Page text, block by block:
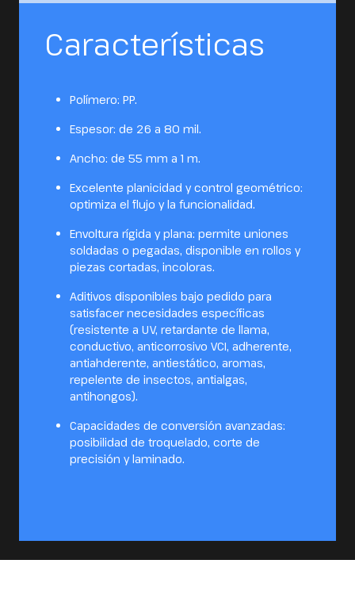
Características
Polímero: PP.
Espesor: de 26 a 80 mil.
Ancho: de 55 mm a 1 m.
Excelente planicidad y control geométrico:
optimiza el flujo y la funcionalidad.
Envoltura rígida y plana: permite uniones
soldadas o pegadas, disponible en rollos y
piezas cortadas, incoloras.
Aditivos disponibles bajo pedido para
satisfacer necesidades específicas
(resistente a UV, retardante de llama,
conductivo, anticorrosivo VCI, adherente,
antiahderente, antiestático, aromas,
repelente de insectos, antialgas,
antihongos).
Capacidades de conversión avanzadas:
posibilidad de troquelado, corte de
precisión y laminado.